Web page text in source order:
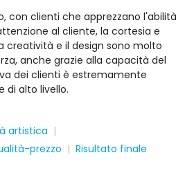
con clienti che apprezzano l'abilità
al cliente, la cortesia e
creatività e il design sono molto
anche grazie alla capacità del
dei clienti è estremamente
di alto livello.
artistica
prezzo Risultato finale